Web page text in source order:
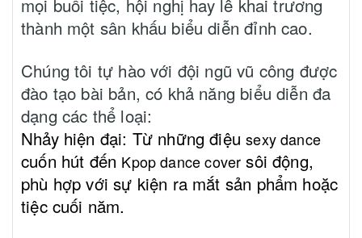
mọi buổi tiệc, hội nghị hay lễ khai trương
thành một sân khấu biểu diễn đỉnh cao.
Chúng tôi tự hào với đội ngũ vũ công được
đào tạo bài bản, có khả năng biểu diễn đa
dạng các thể loại:
Nhảy hiện đại: Từ những điệusexy dance
cuốn hút đến Kpop dance cover sôi động,
phù hợp với sự kiện ra mắt sản phẩm hoặc
tiệc cuối năm.